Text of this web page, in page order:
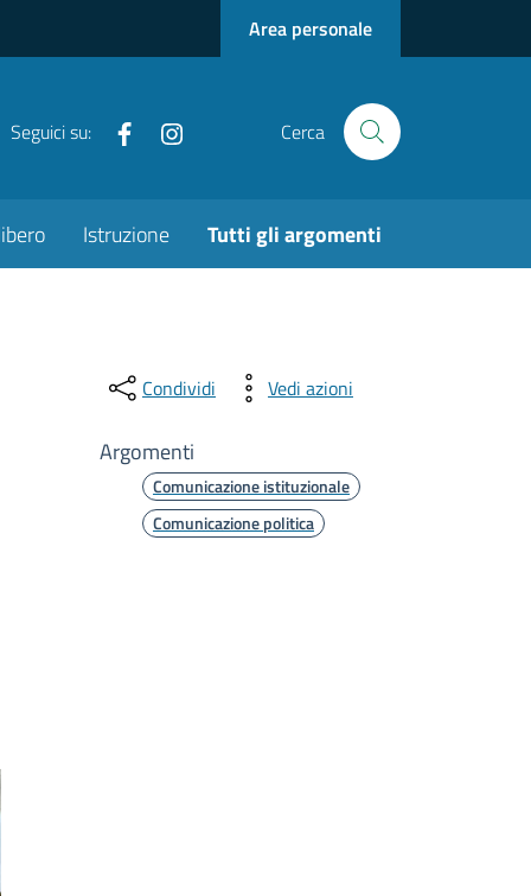
Area personale
Seguici su: FacebookInstagramCerca
Istruzione Tutti gli argomenti
Condividi Vedi azioni
Argomenti
Comunicazione istituzionale
Comunicazione politica